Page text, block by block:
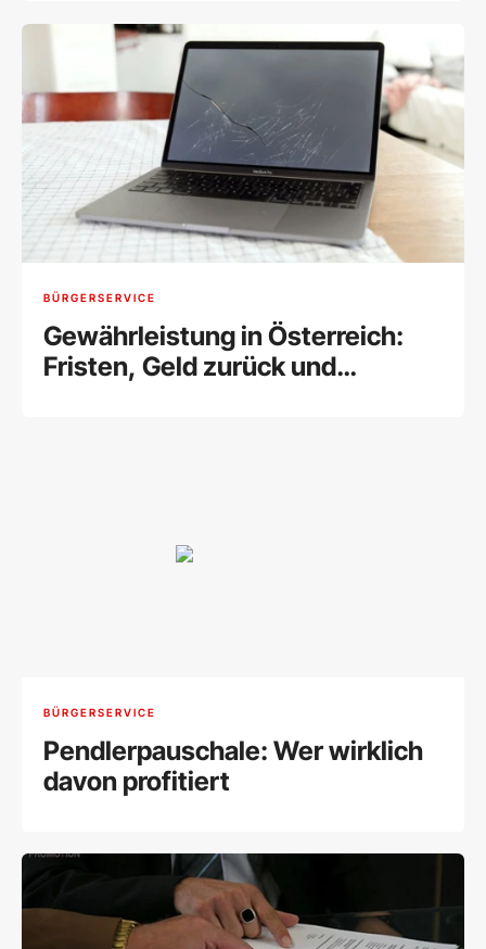
BÜRGERSERVICE
Gewährleistung in Österreich:
Fristen, Geld zurück und
BÜRGERSERVICE
Pendlerpauschale: Wer wirklich
davon profitiert